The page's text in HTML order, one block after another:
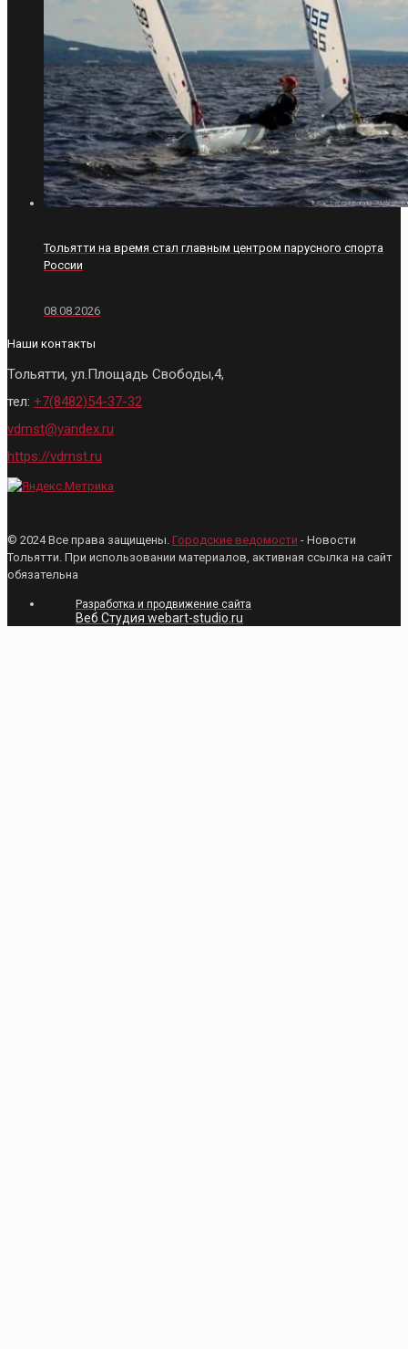
Тольятти на время стал главным центром парусного спорта
России
08.08.2026
Наши контакты
Тольятти, ул.Площадь Свободы,4,
тел: +7(8482)54-37-32
vdmst@yandex.ru
https://vdmst.ru
© 2024 Все права защищены. Городские ведомости - Новости
Тольятти. При использовании материалов, активная ссылка на сайт
обязательна
Разработка и продвижение сайта
Веб Студия webart-studio.ru